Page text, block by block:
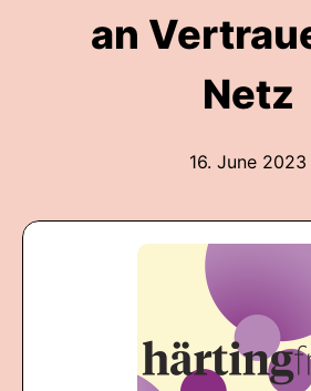
an
Netz
16. June 2023